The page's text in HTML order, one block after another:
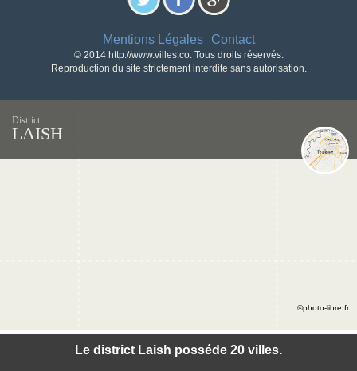
Mentions Légales- Contact
© 2014 http://www.villes.co. Tous droits réservés.
Reproduction du site strictement interdite sans autorisation.
District
LAISH
Le district Laish posséde 20 villes.
©photo-libre.fr